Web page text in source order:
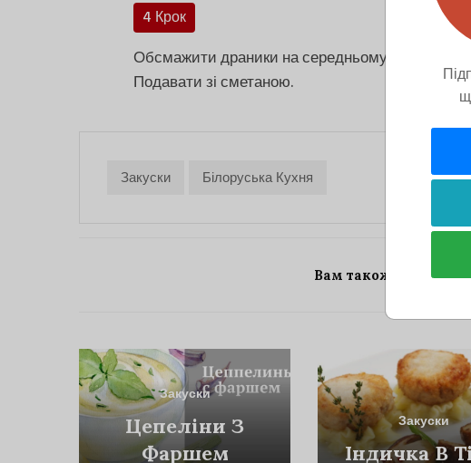
4 Крок
Обсмажити драники на середньому вогні на
Подавати зі сметаною.
Закуски Білоруська Кухня
Вам також може
Закуски
Цепеліни З
Фаршем
Закуски
Індичка В